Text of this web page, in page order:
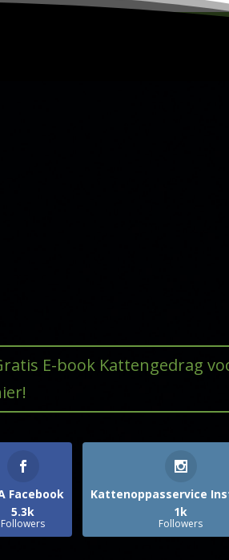
E-book Kattengedrag
Facebook
5.3k
Followers
Kattenoppasservice
1k
Followers